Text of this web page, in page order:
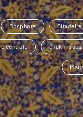
Bosphore Citadelle
centrale Chakhrisabz